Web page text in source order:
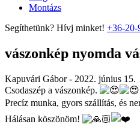
Montázs
Segíthetünk? Hívj minket! +36-20-
vászonkép nyomda
Kapuvári Gábor - 2022. június 15.
Csodaszép a vászonkép.
Precíz munka, gyors szállítás, és
Hálásan köszönöm!